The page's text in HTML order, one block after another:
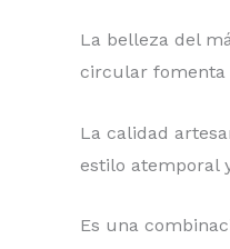
La belleza del
circular fomenta
La calidad
estilo atemporal
Es una